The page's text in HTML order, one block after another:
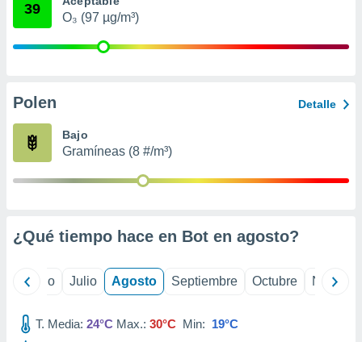
publicidad
de
1199
39
O₃ (97 µg/m³)
Polen Detalle
Bajo
Gramíneas (8 #/m³)
¿Qué tiempo hace en Bot en agosto?
Junio Julio Agosto Septiembre Octubre
T. Media: 24°C Max.: 30°C Min: 19°C